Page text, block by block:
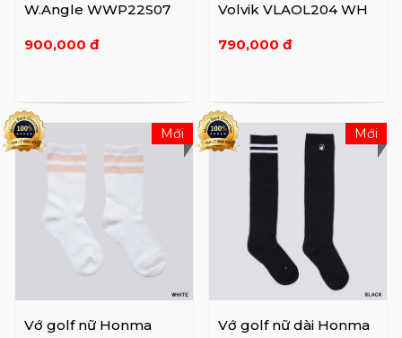
W.Angle WWP22S07
900,000 đ
Volvik VLAOL204 WH
790,000 đ
Vớ golf nữ Honma
Mới
Vớ golf nữ dài Honma
Mới